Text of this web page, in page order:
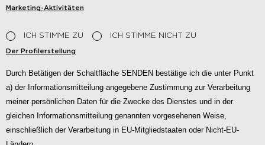
Marketing-Aktivitäten
ICH STIMME ZU ICH STIMME NICHT ZU
Der Profilerstellung
Durch Betätigen der Schaltfläche SENDEN bestätige ich die unter Punkt
a) der Informationsmitteilung angegebene Zustimmung zur Verarbeitung
meiner persönlichen Daten für die Zwecke des Dienstes und in der
gleichen Informationsmitteilung genannten vorgesehenen Weise,
einschließlich der Verarbeitung in EU-Mitgliedstaaten oder Nicht-EU-